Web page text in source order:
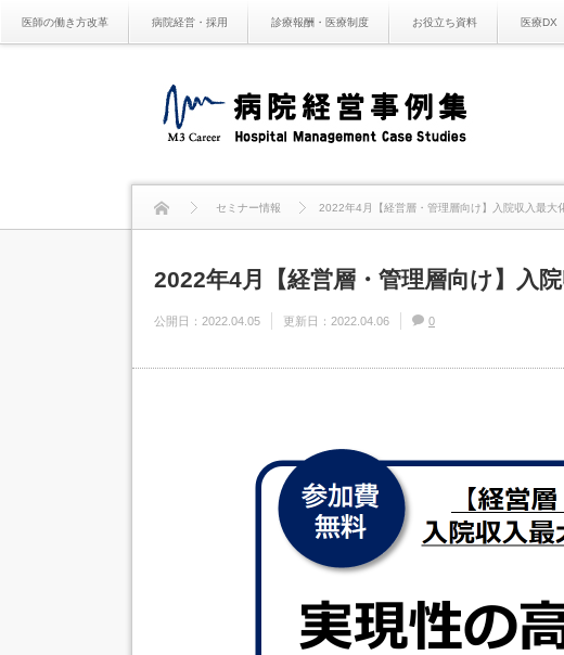
医師の働き方改革 病院経営・採用 診療報酬・医療制度 お役立ち資料 医療DX
セミナー情報 2022年4月【経営層・管理層向け】入院収入最大
2022年4月【経営層・管理層向け】入
公開日： 2022.04.05 更新日： 2022.04.06 0